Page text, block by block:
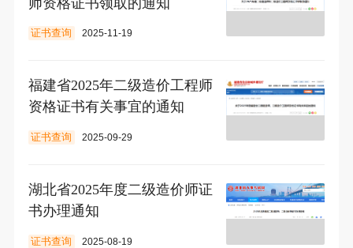
证书查询 2025-11-19
福建省2025年二级造价工程师
资格证书有关事宜的通知
证书查询 2025-09-29
湖北省2025年度二级造价师证
书办理通知
证书查询 2025-08-19